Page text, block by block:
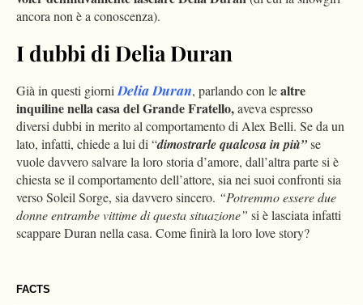
FACTS
ancora non è a conoscenza).
I dubbi di Delia Duran
Già in questi giorniDelia Duran, parlando con lealtre
inquiline nella casa del Grande Fratello,aveva espresso
diversi dubbi in merito al comportamento di Alex Belli. Se da un
lato, infatti, chiede a lui di “dimostrarle qualcosa in più”se
vuole davvero salvare la loro storia d’amore, dall’altra parte si è
chiesta se il comportamento dell’attore, sia nei suoi confronti sia
verso Soleil Sorge, sia davvero sincero. “Potremmo essere due
donne entrambe vittime di questa situazione” si è lasciata infatti
scappare Duran nella casa. Come finirà la loro love story?